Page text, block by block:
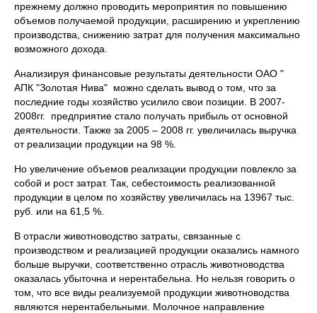
прежнему должно проводить мероприятия по повышению
объемов получаемой продукции, расширению и укреплению
производства, снижению затрат для получения максимально
возможного дохода.
Анализируя финансовые результаты деятельности ОАО "
АПК "Золотая Нива" можно сделать вывод о том, что за
последние годы хозяйство усилило свои позиции. В 2007-
2008гг. предприятие стало получать прибыль от основной
деятельности. Также за 2005 – 2008 гг. увеличилась выручка
от реализации продукции на 98 %.
Но увеличение объемов реализации продукции повлекло за
собой и рост затрат. Так, себестоимость реализованной
продукции в целом по хозяйству увеличилась на 13967 тыс.
руб. или на 61,5 %.
В отрасли животноводство затраты, связанные с
производством и реализацией продукции оказались намного
больше выручки, соответственно отрасль животноводства
оказалась убыточна и нерентабельна. Но нельзя говорить о
том, что все виды реализуемой продукции животноводства
являются нерентабельными. Молочное направление